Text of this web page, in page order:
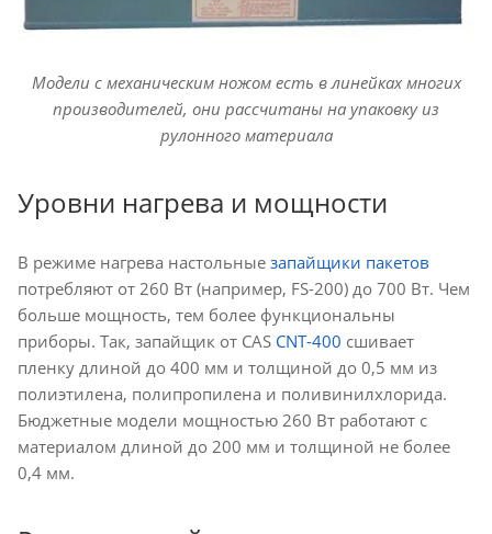
Модели с механическим ножом есть в линейках многих
производителей, они рассчитаны на упаковку из
рулонного материала
Уровни нагрева и мощности
В режиме нагрева настольные запайщики пакетов
потребляют от 260 Вт (например, FS-200) до 700 Вт. Чем
больше мощность, тем более функциональны
приборы. Так, запайщик от CAS CNT-400 сшивает
пленку длиной до 400 мм и толщиной до 0,5 мм из
полиэтилена, полипропилена и поливинилхлорида.
Бюджетные модели мощностью 260 Вт работают с
материалом длиной до 200 мм и толщиной не более
0,4 мм.